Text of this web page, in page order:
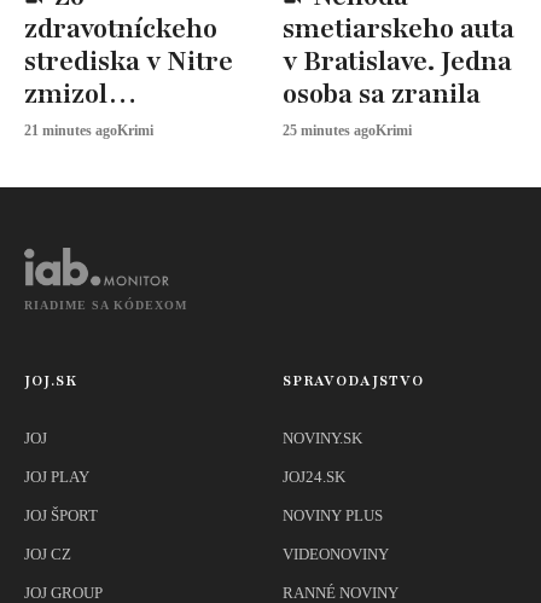
zdravotníckeho
strediska v Nitre
zmizol
defibrilátor
21 minutes agoKrimi
smetiarskeho auta
v Bratislave. Jedna
osoba sa zranila
25 minutes agoKrimi
RIADIME SA KÓDEXOM
JOJ.SK
JOJ
JOJ PLAY
JOJ ŠPORT
JOJ CZ
JOJ GROUP
SPRAVODAJSTVO
NOVINY.SK
JOJ24.SK
NOVINY PLUS
VIDEONOVINY
RANNÉ NOVINY